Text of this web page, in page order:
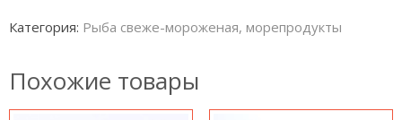
Категория: Рыба свеже-мороженая, морепродукты
Похожие товары